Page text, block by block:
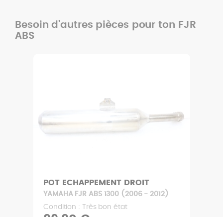
Besoin d'autres pièces pour ton FJR
ABS
POT ECHAPPEMENT DROIT
YAMAHA FJR ABS 1300 (2006 - 2012)
Condition : Très bon état